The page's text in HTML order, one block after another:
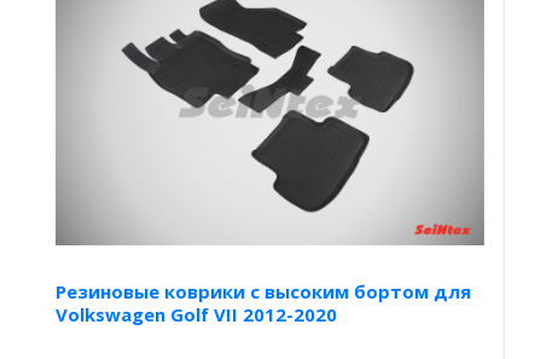
Резиновые коврики с высоким бортом для
Volkswagen Golf VII 2012-2020